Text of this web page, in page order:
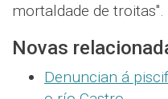
mortaldade de troitas".
Novas
Denuncian á